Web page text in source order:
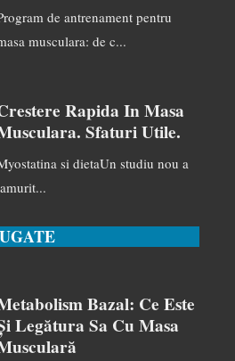
de antrenament pentru
musculara: de c...
Rapida In Masa
Sfaturi Utile.
si dietaUn studiu nou a
Bazal: Ce Este
Legătura Sa Cu Masa